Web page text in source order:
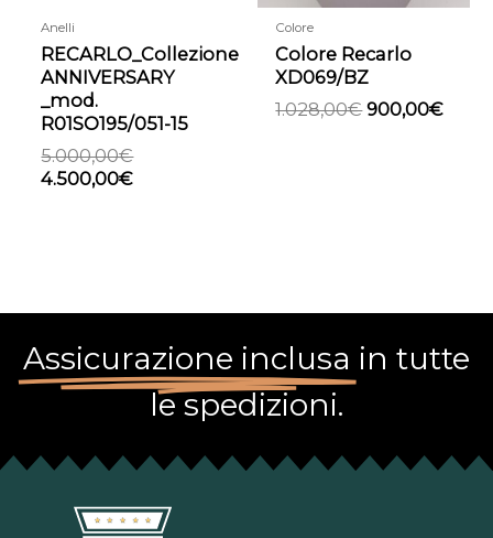
Anelli
RECARLO_Collezione
ANNIVERSARY
_mod.
R01SO195/051-15
5.000,00€
4.500,00€
Colore
Colore Recarlo
XD069/BZ
1.028,00€ 900,00€
Assicurazione inclusa in tutte
le spedizioni.